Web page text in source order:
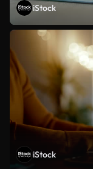
iStock
iStock